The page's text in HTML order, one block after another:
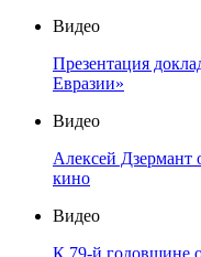
Видео
Презентация
Евразии»
Видео
Алексей Дзермант
кино
Видео